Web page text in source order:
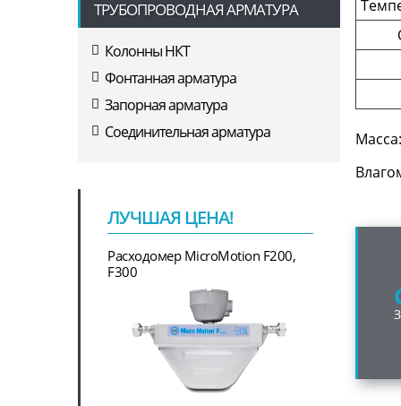
ТРУБОПРОВОДНАЯ АРМАТУРА
Колонны НКТ
Фонтанная арматура
Запорная арматура
Соединительная арматура
ЛУЧШАЯ ЦЕНА!
Расходомер MicroMotion F200,
F300